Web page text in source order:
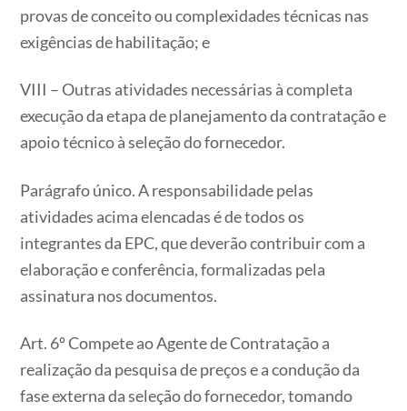
provas de conceito ou complexidades técnicas nas
exigências de habilitação; e
VIII – Outras atividades necessárias à completa
execução da etapa de planejamento da contratação e
apoio técnico à seleção do fornecedor.
Parágrafo único. A responsabilidade pelas
atividades acima elencadas é de todos os
integrantes da EPC, que deverão contribuir com a
elaboração e conferência, formalizadas pela
assinatura nos documentos.
Art. 6º Compete ao Agente de Contratação a
realização da pesquisa de preços e a condução da
fase externa da seleção do fornecedor, tomando